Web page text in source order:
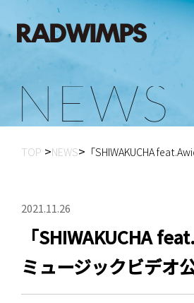
N E WS
TOP NEWS 「SHIWAKUCHA
2021.11.26
「SHIWAKUCHA
ミュージックビデオ